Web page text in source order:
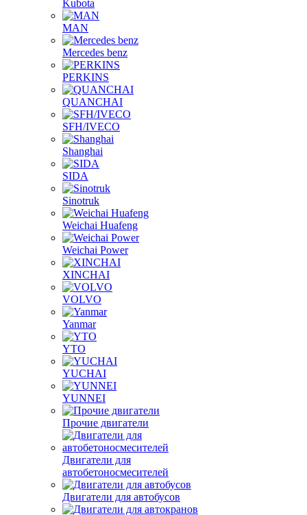
Kubota
MAN
Mercedes benz
PERKINS
QUANCHAI
SFH/IVECO
Shanghai
SIDA
Sinotruk
Weichai Huafeng
Weichai Power
XINCHAI
VOLVO
Yanmar
YTO
YUCHAI
YUNNEI
Прочие двигатели
Двигатели для
автобетоносмесителей
Двигатели для автобусов